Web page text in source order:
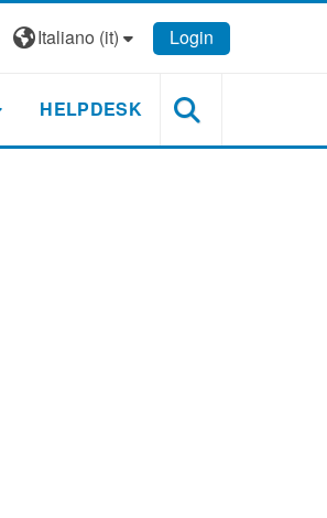
Italiano ‎(it)‎ Login
HELPDESK